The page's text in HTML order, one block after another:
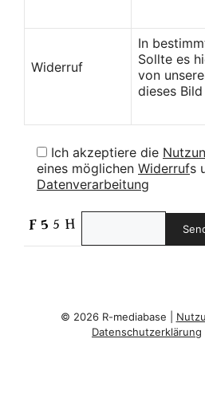
Widerruf
In
Sollte es
von
dieses
Ich akzeptiere die
eines möglichen Widerrufs
Datenverarbeitung
© 2026 R-mediabase |
Datenschutzerklärung